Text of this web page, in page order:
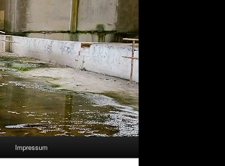
Impressum